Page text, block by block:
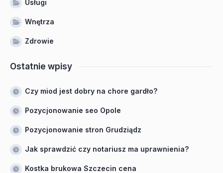
Usługi
Wnętrza
Zdrowie
Ostatnie wpisy
Czy miod jest dobry na chore gardło?
Pozycjonowanie seo Opole
Pozycjonowanie stron Grudziądz
Jak sprawdzić czy notariusz ma uprawnienia?
Kostka brukowa Szczecin cena